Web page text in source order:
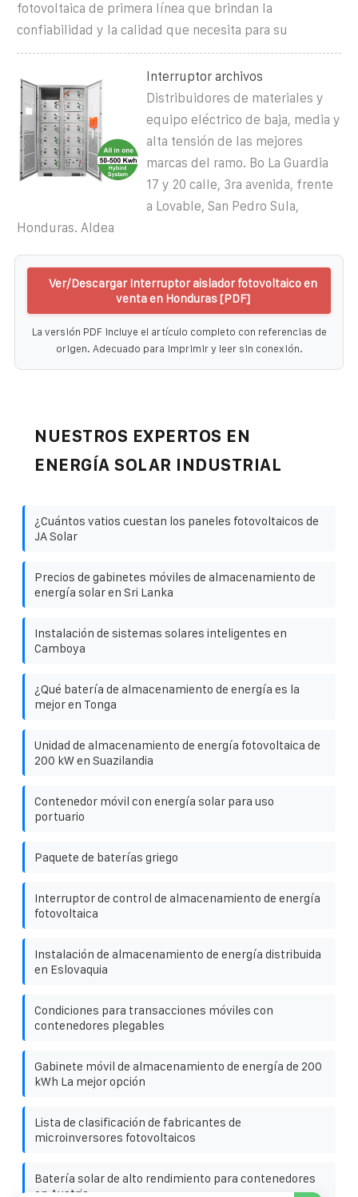
fotovoltaica de primera línea que brindan la
confiabilidad y la calidad que necesita para su
Interruptor archivos
Distribuidores de materiales y
equipo eléctrico de baja, media y
alta tensión de las mejores
marcas del ramo. Bo La Guardia
17 y 20 calle, 3ra avenida, frente
a Lovable, San Pedro Sula,
Honduras. Aldea
Ver/Descargar Interruptor aislador fotovoltaico en
venta en Honduras [PDF]
La versión PDF incluye el artículo completo con referencias de
origen. Adecuado para imprimir y leer sin conexión.
NUESTROS EXPERTOS EN
ENERGÍA SOLAR INDUSTRIAL
¿Cuántos vatios cuestan los paneles fotovoltaicos de
JA Solar
Precios de gabinetes móviles de almacenamiento de
energía solar en Sri Lanka
Instalación de sistemas solares inteligentes en
Camboya
¿Qué batería de almacenamiento de energía es la
mejor en Tonga
Unidad de almacenamiento de energía fotovoltaica de
200 kW en Suazilandia
Contenedor móvil con energía solar para uso
portuario
Paquete de baterías griego
Interruptor de control de almacenamiento de energía
fotovoltaica
Instalación de almacenamiento de energía distribuida
en Eslovaquia
Condiciones para transacciones móviles con
contenedores plegables
Gabinete móvil de almacenamiento de energía de 200
kWh La mejor opción
Lista de clasificación de fabricantes de
microinversores fotovoltaicos
Batería solar de alto rendimiento para contenedores
en Austria